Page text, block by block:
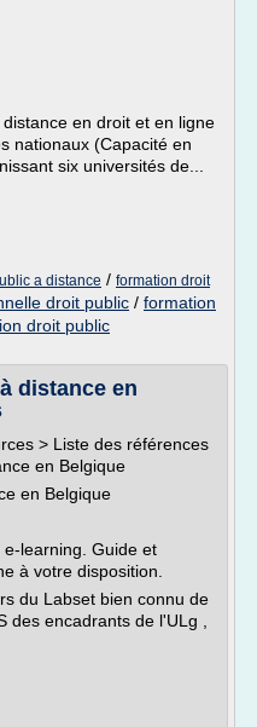
en droit et en ligne
nationaux (Capacité en
six universités de...
a distance / formation droit
droit public / formation
droit public
distance en
> Liste des références
en Belgique
en Belgique
learning. Guide et
à votre disposition.
du Labset bien connu de
des encadrants de l'ULg ,